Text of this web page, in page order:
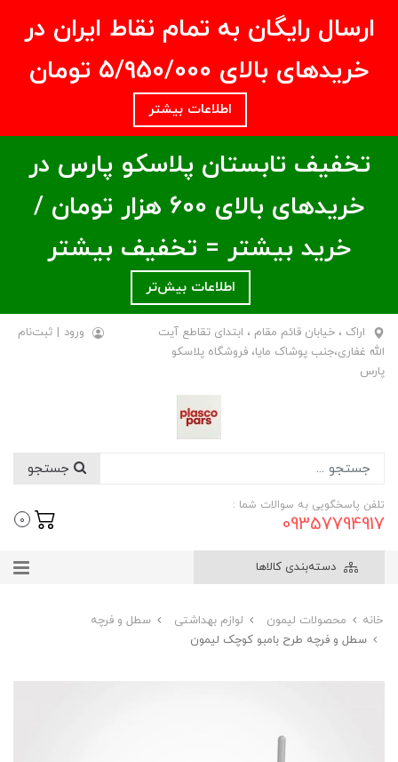
ارسال رایگان به تمام نقاط ایران در
خریدهای بالای ۵/950/000 تومان
اطلاعات بیشتر
تخفیف تابستان پلاسکو پارس در
خریدهای بالای ۶00 هزار تومان /
خرید بیشتر = تخفیف بیشتر
اطلاعات بیش‌تر
اراک ، خیابان قائم مقام ، ابتدای تقاطع آیت
الله غفاری،جنب پوشاک مایا، فروشگاه پلاسکو
پارس
ورود | ثبت‌نام
تلفن پاسخگویی به سوالات شما :
09357794917
0
دسته‌بندی کالاها
خانه محصولات لیمون لوازم بهداشتی
سطل و فرچه
سطل و فرچه طرح بامبو کوچک لیمون